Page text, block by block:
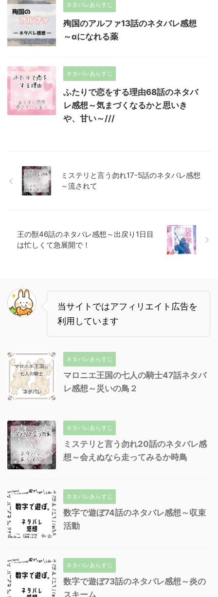
ネタバレあらすじ
殉国のアルファ13話のネタバレ感想
～αになれる薬
ネタバレあらすじ
ふたりで恋をする理由68話のネタバ
レ感想～気まづくなるかと思いき
や、甘い～///
ミステリと言う勿れ17-5話のネタバレ感想
～流されて
王の獣46話のネタバレ感想～出戻り1日目
は忙しくて急展開で！
当サイトではアフィリエイト広告を
利用しています
ネタバレあらすじ
マロニエ王国の七人の騎士47話ネタバ
レ感想～災いの鳥２
ネタバレあらすじ
ミステリと言う勿れ20話のネタバレ感
想～会えぬなら走ってみるか時鳥
ネタバレあらすじ
数字で遊ぼ74話のネタバレ感想～収束
活動
ネタバレあらすじ
数字で遊ぼ73話のネタバレ感想～炎の
スキーム